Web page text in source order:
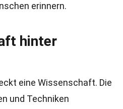
erinnern.
hinter
eine Wissenschaft. Die
und Techniken